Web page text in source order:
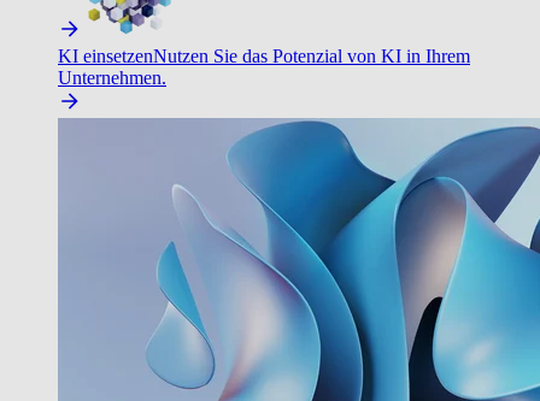
KI einsetzenNutzen Sie das Potenzial von KI in Ihrem
Unternehmen.